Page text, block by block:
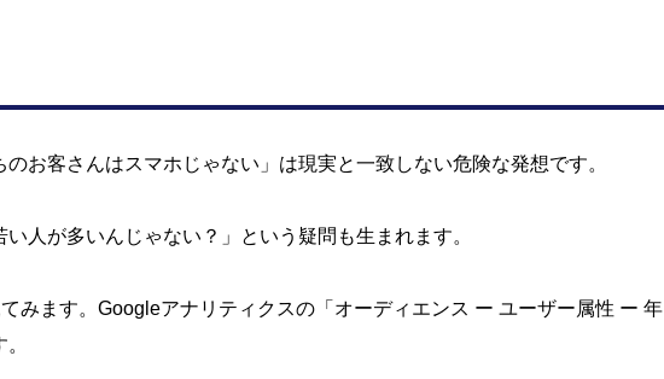
お客さんはスマホじゃない」は現実と一致しない危険な発想です。
人が多いんじゃない？」という疑問も生まれます。
みます。Googleアナリティクスの「オーディエンス ー ユーザー属性 ー 年